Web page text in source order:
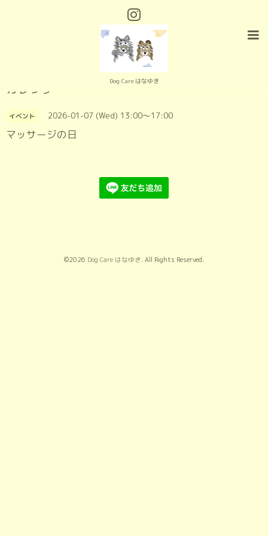
Dog Care はなゆき
カレンダー
イベント 2026-01-07 (Wed) 13:00～17:00
マッサージの日
©2026 Dog Care はなゆき. All Rights Reserved.